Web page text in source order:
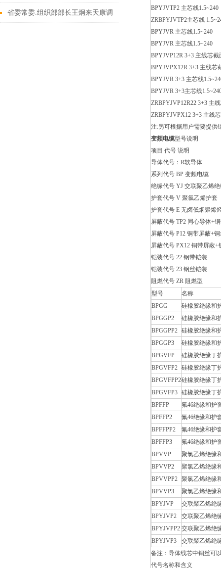
康集团调研工作
省委常委.组织部部长王炯来天康调
BPYJVTP2 主芯线1.5~240
ZRBPYJVTP2主芯线
BPYJVR 主芯线1.5~240
BPYJVR 主芯线1.5~240
BPYJVP12R 3+3 主线芯
BPYJVPX12R 3+3 主线芯
BPYJVR 3+3 主芯线
BPYJVR 3+3主芯线
ZRBPYJVP12R22 3+3 主
ZRBPYJVPX12 3+3 主线
注:另可根据用户需要提供
变频电缆型号说明
项目 代号 说明
导体代号：R软导体
系列代号 BP 变频电缆
绝缘代号 YJ 交联聚乙烯
护套代号 V 聚氯乙烯护套
护套代号 E 无卤低烟聚烯
屏蔽代号 TP2 同心导体+
屏蔽代号 P12 铜带屏蔽+
屏蔽代号 PX12 铜带屏蔽
铠装代号 22 钢带铠装
铠装代号 23 钢丝铠装
阻燃代号 ZR 阻燃型
型号
名称
BPGG
硅橡胶绝缘和
BPGGP2
硅橡胶绝缘和
BPGGPP2 硅橡胶绝缘和
BPGGP3
硅橡胶绝缘和
BPGVFP
硅橡胶绝缘丁
BPGVFP2 硅橡胶绝缘丁
BPGVFPP2硅橡胶绝缘丁
BPGVFP3 硅橡胶绝缘丁
BPFFP
氟46绝缘和护
BPFFP2
氟46绝缘和护
BPFFPP2
氟46绝缘和护
BPFFP3
氟46绝缘和护
BPVVP
聚氯乙烯绝缘
BPVVP2
聚氯乙烯绝缘
BPVVPP2 聚氯乙烯绝缘
BPVVP3
聚氯乙烯绝缘
BPYJVP
交联聚乙烯绝
BPYJVP2
交联聚乙烯绝
BPYJVPP2 交联聚乙烯绝
BPYJVP3
交联聚乙烯绝
备注：导体线芯中铜丝可
代号名称和含义